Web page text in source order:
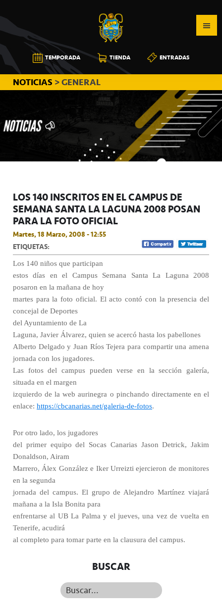
a
la
navegación
principal
al
contenido
principal
a
la
barra
lateral
principal
CB
CANARIAS
TEMPORADA TIENDA ENTRADAS
NOTICIAS > GENERAL
LOS 140 INSCRITOS EN EL CAMPUS DE
SEMANA SANTA LA LAGUNA 2008 POSAN
PARA LA FOTO OFICIAL
Martes, 18 Marzo, 2008 - 12:55
ETIQUETAS:
Los 140 niños que participan
estos días en el Campus Semana Santa La Laguna 2008
posaron en la mañana de hoy
martes para la foto oficial. El acto contó con la presencia del
concejal de Deportes
del Ayuntamiento de La
Laguna, Javier Álvarez, quien se acercó hasta los pabellones
Alberto Delgado y Juan Ríos Tejera para compartir una amena
jornada con los jugadores.
Las fotos del campus pueden verse en la sección galería,
situada en el margen
izquierdo de la web aurinegra o pinchando directamente en el
enlace: https://cbcanarias.net/galeria-de-fotos.
Por otro lado, los jugadores
del primer equipo del Socas Canarias Jason Detrick, Jakim
Donaldson, Airam
Marrero, Álex González e Iker Urreizti ejercieron de monitores
en la segunda
jornada del campus. El grupo de Alejandro Martínez viajará
mañana a la Isla Bonita para
enfrentarse al UB La Palma y el jueves, una vez de vuelta en
Tenerife, acudirá
al completo para tomar parte en la clausura del campus.
BUSCAR
Buscar...